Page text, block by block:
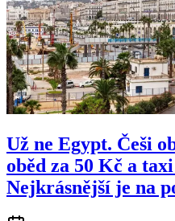
Už ne Egypt. Češi
oběd za 50 Kč a
Nejkrásnější je na